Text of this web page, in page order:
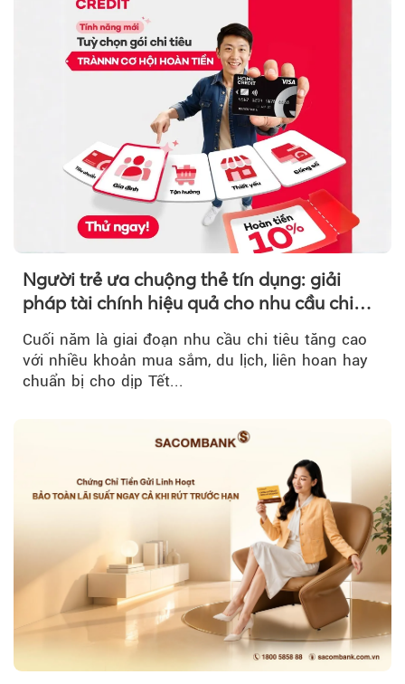
Người trẻ ưa chuộng thẻ tín dụng: giải
pháp tài chính hiệu quả cho nhu cầu chi
tiêu cuối năm
Cuối năm là giai đoạn nhu cầu chi tiêu tăng cao
với nhiều khoản mua sắm, du lịch, liên hoan hay
chuẩn bị cho dịp Tết...